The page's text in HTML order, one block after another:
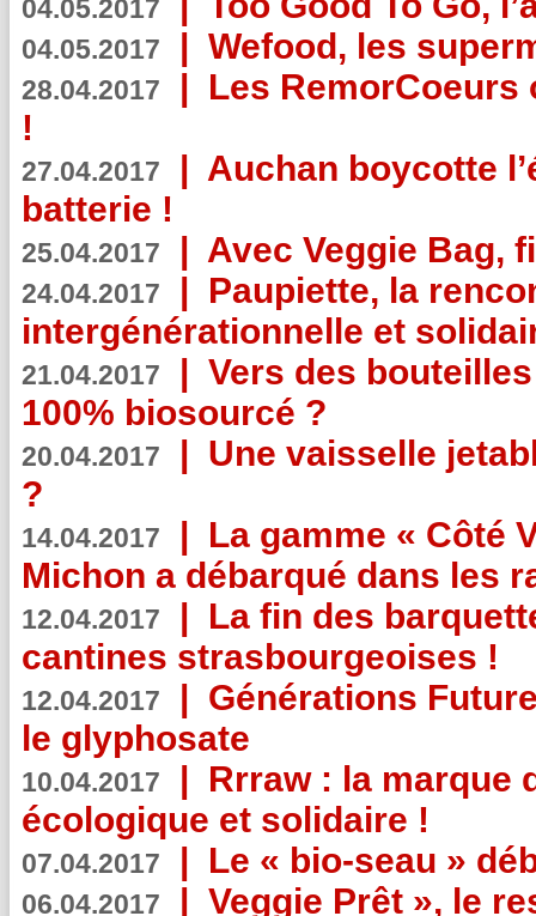
04.05.2017
04.05.2017 | Wefood, les
28.04.2017 | Les RemorCoeurs
!
27.04.2017 | Auchan boycotte
batterie !
25.04.2017 | Avec Veggie Bag,
24.04.2017 | Paupiette, la
intergénérationnelle et
21.04.2017 | Vers des
100% biosourcé ?
20.04.2017 | Une vaisselle
?
14.04.2017 | La gamme « Côté
Michon a débarqué dans les
12.04.2017 | La fin des
cantines strasbourgeoises !
12.04.2017 | Générations
le glyphosate
10.04.2017 | Rrraw : la marque
écologique et solidaire !
07.04.2017 | Le « bio-seau »
06.04.2017 | Veggie Prêt », le